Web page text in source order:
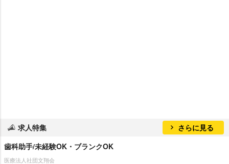
求人特集
さらに見る
歯科助手/未経験OK・ブランクOK
医療法人社団文翔会